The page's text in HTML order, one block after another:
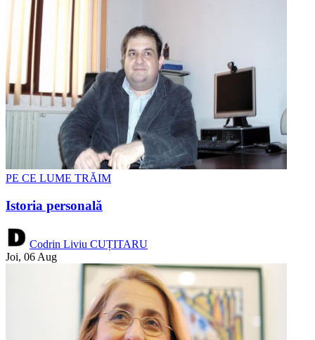
PE CE LUME TRĂIM
Istoria personală
Codrin Liviu CUȚITARU
Joi, 06 Aug